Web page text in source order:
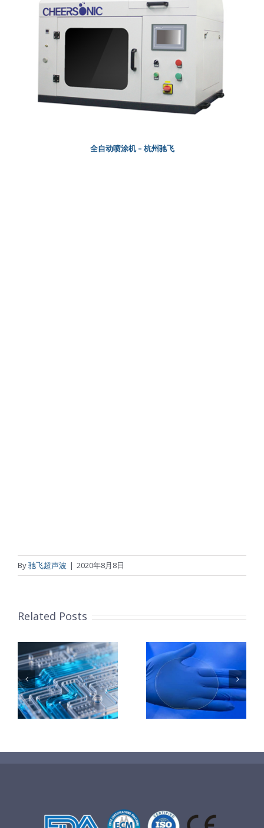
全自动喷涂机 – 杭州驰飞
By驰飞超声波 | 2020年8月8日
Related Posts
超声波喷涂
TiO₂涂层
PET石墨烯保
护膜特性和应
用